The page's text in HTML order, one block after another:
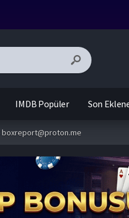
IMDB Popüler Son
boxreport@proton.me